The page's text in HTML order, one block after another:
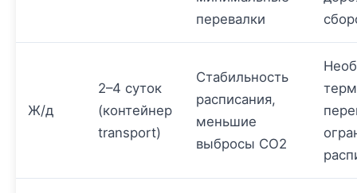
перевалки
Ж/д
2–4 суток
(контейнер
transport)
Стабильность
расписания,
меньшие
выбросы CO2